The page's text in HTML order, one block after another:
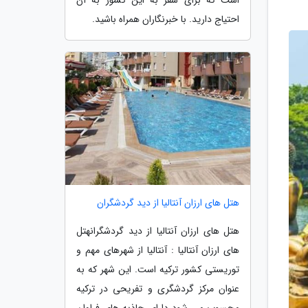
احتیاج دارید. با خبرنگاران همراه باشید.
هتل های ارزان آنتالیا از دید گردشگران
هتل های ارزان آنتالیا از دید گردشگرانهتل
های ارزان آنتالیا : آنتالیا از شهرهای مهم و
توریستی کشور ترکیه است. این شهر که به
عنوان مرکز گردشگری و تفریحی در ترکیه